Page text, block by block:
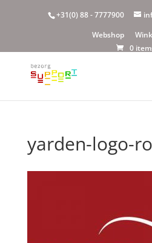
+31(0) 88 - 7777900
Webshop
0
yarden-logo-